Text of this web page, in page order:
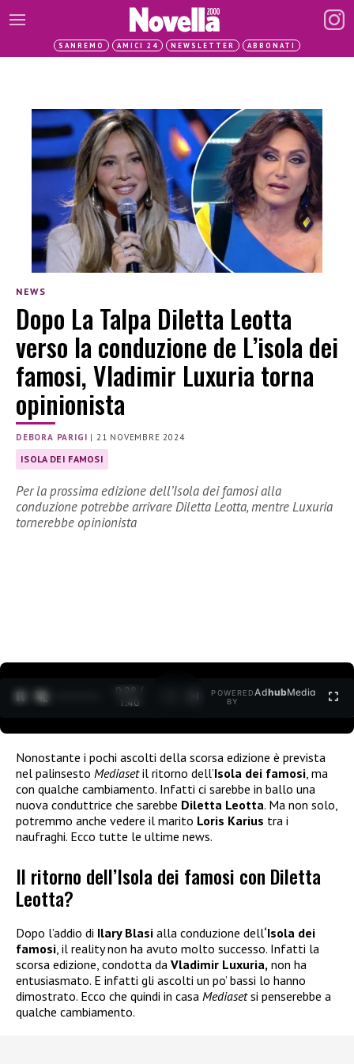
SANREMO AMICI 24 NEWSLETTER ABBONATI
NEWS
Dopo La Talpa Diletta Leotta
verso la conduzione de L’isola dei
famosi, Vladimir Luxuria torna
opinionista
DEBORA PARIGI | 21 NOVEMBRE 2024
ISOLA DEI FAMOSI
Per la prossima edizione dell’Isola dei famosi alla
conduzione potrebbe arrivare Diletta Leotta, mentre Luxuria
tornerebbe opinionista
0:30 /
1:40
POWERED
BY
AdhubMedia
Nonostante i pochi ascolti della scorsa edizione è prevista
nel palinsesto Mediasetil ritorno dell’Isola dei famosi , ma
con qualche cambiamento. Infatti ci sarebbe in ballo una
nuova conduttrice che sarebbe Diletta Leotta. Ma non solo,
potremmo anche vedere il marito Loris Karius tra i
naufraghi. Ecco tutte le ultime news.
Il ritorno dell’Isola dei famosi con Diletta
Leotta?
Dopo l’addio di Ilary Blasi alla conduzione dell‘Isola dei
famosi, il reality non ha avuto molto successo. Infatti la
scorsa edizione, condotta da Vladimir Luxuria, non ha
entusiasmato. E infatti gli ascolti un po’ bassi lo hanno
dimostrato. Ecco che quindi in casa Mediasetsi penserebbe a
qualche cambiamento.